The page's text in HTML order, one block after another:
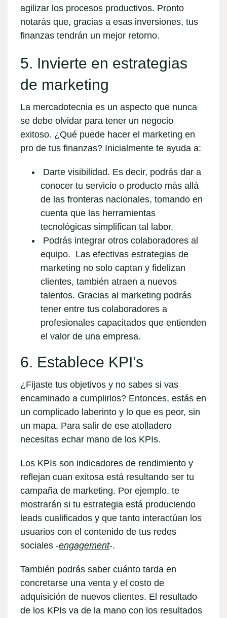
agilizar los procesos productivos. Pronto
notarás que, gracias a esas inversiones, tus
finanzas tendrán un mejor retorno.
5. Invierte en estrategias
de marketing
La mercadotecnia es un aspecto que nunca
se debe olvidar para tener un negocio
exitoso. ¿Qué puede hacer el marketing en
pro de tus finanzas? Inicialmente te ayuda a:
Darte visibilidad. Es decir, podrás dar a
conocer tu servicio o producto más allá
de las fronteras nacionales, tomando en
cuenta que las herramientas
tecnológicas simplifican tal labor.
Podrás integrar otros colaboradores al
equipo. Las efectivas estrategias de
marketing no solo captan y fidelizan
clientes, también atraen a nuevos
talentos. Gracias al marketing podrás
tener entre tus colaboradores a
profesionales capacitados que entienden
el valor de una empresa.
6. Establece KPI’s
¿Fijaste tus objetivos y no sabes si vas
encaminado a cumplirlos? Entonces, estás en
un complicado laberinto y lo que es peor, sin
un mapa. Para salir de ese atolladero
necesitas echar mano de los KPIs.
Los KPIs son indicadores de rendimiento y
reflejan cuan exitosa está resultando ser tu
campaña de marketing. Por ejemplo, te
mostrarán si tu estrategia está produciendo
leads cualificados y que tanto interactúan los
usuarios con el contenido de tus redes
sociales -engagement-.
También podrás saber cuánto tarda en
concretarse una venta y el costo de
adquisición de nuevos clientes. El resultado
de los KPIs va de la mano con los resultados